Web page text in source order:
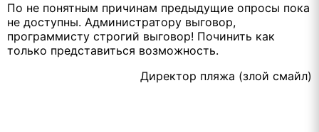
По не понятным причинам предыдущие опросы пока
не доступны. Администратору выговор,
программисту строгий выговор! Починить как
только представиться возможность.
Директор пляжа (злой смайл)